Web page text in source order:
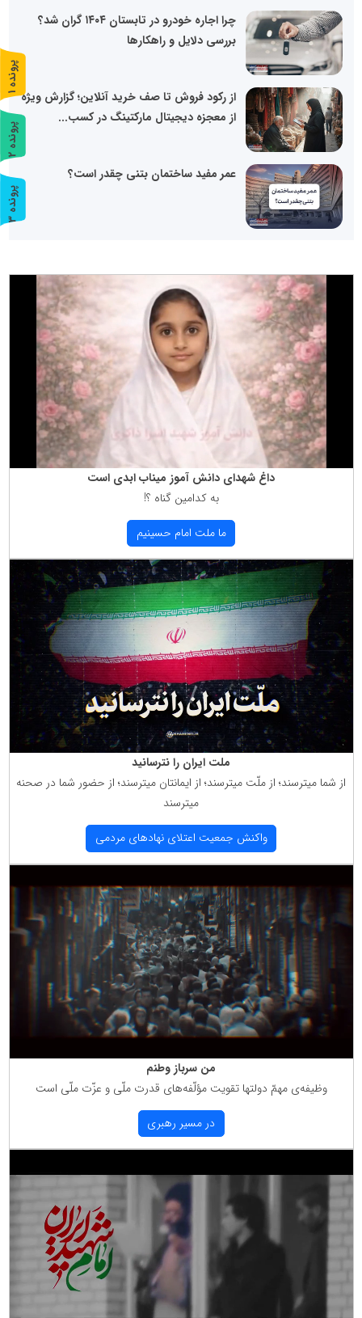
چرا اجاره خودرو در تابستان ۱۴۰۴ گران شد؟
بررسی دلایل و راهکارها
از رکود فروش تا صف خرید آنلاین؛ گزارش ویژه
از معجزه دیجیتال مارکتینگ در کسب...
عمر مفید ساختمان بتنی چقدر است؟
داغ شهدای دانش آموز میناب ابدی است
به كدامین گناه ؟!
ما ملت امام حسینیم
ملت ایران را نترسانید
از شما میترسند؛ از ملّت میترسند؛ از ایمانتان میترسند؛ از حضور شما در صحنه
میترسند
واكنش جمعیت اعتلای نهادهای مردمی
من سرباز وطنم
وظیفه‌ی مهمّ دولتها تقویت مؤلّفه‌های قدرت ملّی و عزّت ملّی است
در مسیر رهبری
پ
ر
و
ن
د
ه
1
پ
ر
و
ن
د
ه
2
پ
ر
و
ن
د
ه
3